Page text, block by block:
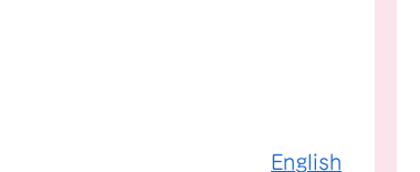
English